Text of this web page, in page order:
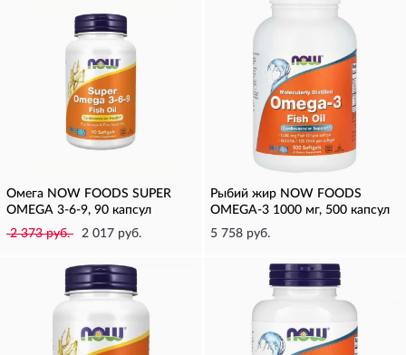
Омега NOW FOODS SUPER
OMEGA 3-6-9, 90 капсул
2 373 руб.
2 017 руб.
Рыбий жир NOW FOODS
OMEGA-3 1000 мг, 500 капсул
5 758 руб.